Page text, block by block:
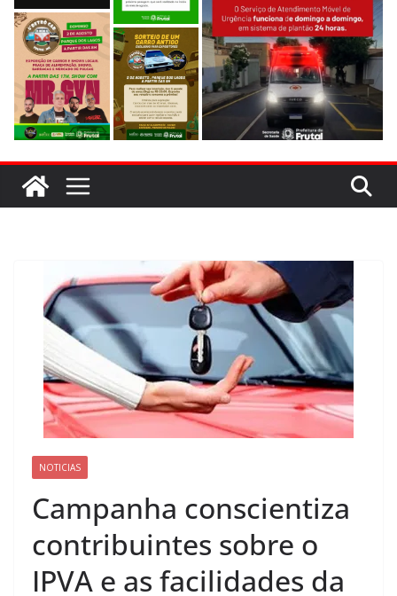
NOTICIAS
Campanha conscientiza
contribuintes sobre o
IPVA e as facilidades da